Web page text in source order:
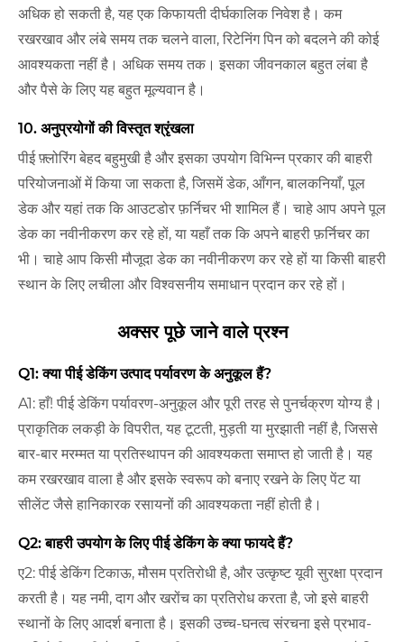
अधिक हो सकती है, यह एक किफायती दीर्घकालिक निवेश है। कम
रखरखाव और लंबे समय तक चलने वाला, रिटेनिंग पिन को बदलने की कोई
आवश्यकता नहीं है। अधिक समय तक। इसका जीवनकाल बहुत लंबा है
और पैसे के लिए यह बहुत मूल्यवान है।
10. अनुप्रयोगों की विस्तृत श्रृंखला
पीई फ़्लोरिंग बेहद बहुमुखी है और इसका उपयोग विभिन्न प्रकार की बाहरी
परियोजनाओं में किया जा सकता है, जिसमें डेक, आँगन, बालकनियाँ, पूल
डेक और यहां तक ​​कि आउटडोर फ़र्निचर भी शामिल हैं। चाहे आप अपने पूल
डेक का नवीनीकरण कर रहे हों, या यहाँ तक कि अपने बाहरी फ़र्निचर का
भी। चाहे आप किसी मौजूदा डेक का नवीनीकरण कर रहे हों या किसी बाहरी
स्थान के लिए लचीला और विश्वसनीय समाधान प्रदान कर रहे हों।
अक्सर पूछे जाने वाले प्रश्न
Q1: क्या पीई डेकिंग उत्पाद पर्यावरण के अनुकूल हैं?
A1: हाँ! पीई डेकिंग पर्यावरण-अनुकूल और पूरी तरह से पुनर्चक्रण योग्य है।
प्राकृतिक लकड़ी के विपरीत, यह टूटती, मुड़ती या मुरझाती नहीं है, जिससे
बार-बार मरम्मत या प्रतिस्थापन की आवश्यकता समाप्त हो जाती है। यह
कम रखरखाव वाला है और इसके स्वरूप को बनाए रखने के लिए पेंट या
सीलेंट जैसे हानिकारक रसायनों की आवश्यकता नहीं होती है।
Q2: बाहरी उपयोग के लिए पीई डेकिंग के क्या फायदे हैं?
ए2: पीई डेकिंग टिकाऊ, मौसम प्रतिरोधी है, और उत्कृष्ट यूवी सुरक्षा प्रदान
करती है। यह नमी, दाग और खरोंच का प्रतिरोध करता है, जो इसे बाहरी
स्थानों के लिए आदर्श बनाता है। इसकी उच्च-घनत्व संरचना इसे प्रभाव-